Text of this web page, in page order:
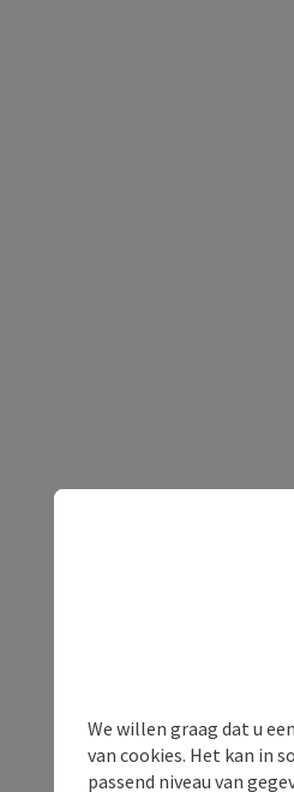
We willen graag dat u
van cookies. Het kan in
passend niveau van